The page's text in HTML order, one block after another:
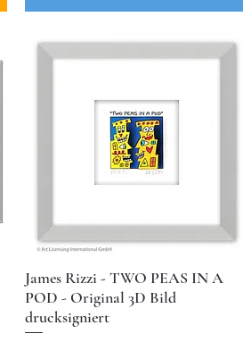
James Rizzi - TWO PEAS IN A
POD - Original 3D Bild
drucksigniert